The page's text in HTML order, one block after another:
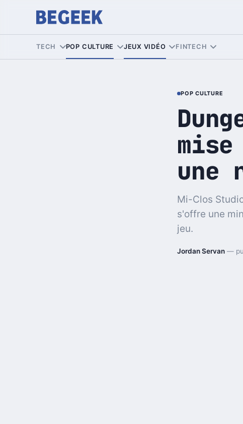
TECH POP CULTURE JEUX VIDÉO FINTECH
POP CULTURE
une
Mi-Clos
s'offre une
jeu.
Jordan Servan —